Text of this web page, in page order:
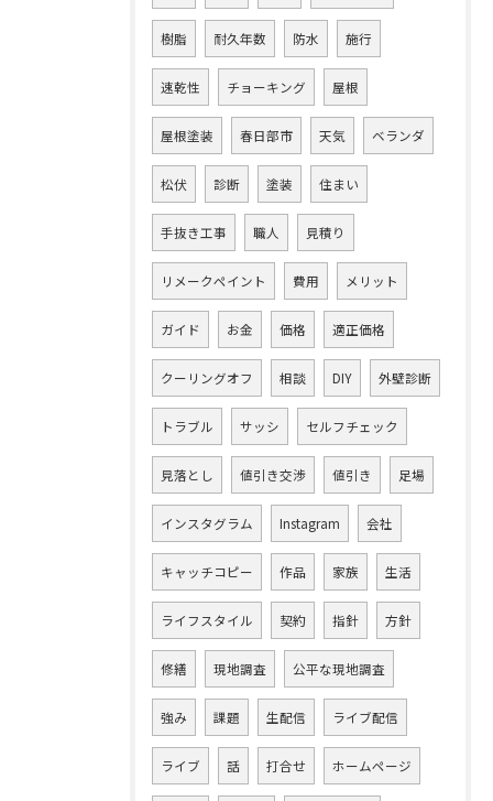
樹脂 耐久年数 防水 施行
速乾性 チョーキング 屋根
屋根塗装 春日部市 天気 ベランダ
松伏 診断 塗装 住まい
手抜き工事 職人 見積り
リメークペイント 費用 メリット
ガイド お金 価格 適正価格
クーリングオフ 相談 DIY 外壁診断
トラブル サッシ セルフチェック
見落とし 値引き交渉 値引き 足場
インスタグラム Instagram 会社
キャッチコピー 作品 家族 生活
ライフスタイル 契約 指針 方針
修繕 現地調査 公平な現地調査
強み 課題 生配信 ライブ配信
ライブ 話 打合せ ホームページ